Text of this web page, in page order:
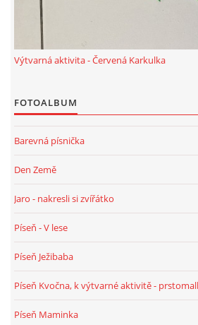
VELIKONOCE
SVĚTOVÝ DEN VODY 22. BŘEZEN
KREATIVNÍ OVOCNÉ A ZELENINOVÉ
RECENZE NA HRAČKY
VÁNOČNÍ TVOŘENÍ
Výtvarná aktivita - Červená Karkulka
FOTOALBUM
Barevná písnička
Den Země
Jaro - nakresli si zvířátko
Píseň - V lese
Píseň Ježibaba
Píseň Kvočna, k výtvarné aktivitě -
Píseň Maminka